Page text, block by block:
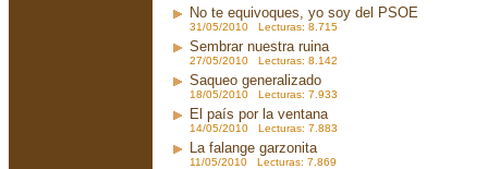
No te equivoques, yo soy del PSOE
31/05/2010 Lecturas: 8.715
Sembrar nuestra ruina
27/05/2010 Lecturas: 8.142
Saqueo generalizado
18/05/2010 Lecturas: 7.933
El país por la ventana
14/05/2010 Lecturas: 7.883
La falange garzonita
11/05/2010 Lecturas: 7.869